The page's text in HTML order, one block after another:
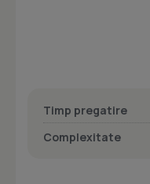
Timp pregatire
Complexitate